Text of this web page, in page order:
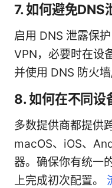
7. 如何避免DNS
启用 DNS 泄露保
VPN，必要时在设
并使用 DNS 防火墙
8. 如何在不同设
多数提供商都提供
macOS、iOS、
器。确保你有统一
上完成初次配置。